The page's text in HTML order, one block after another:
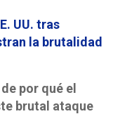
UU. tras
la brutalidad
por qué el
brutal ataque